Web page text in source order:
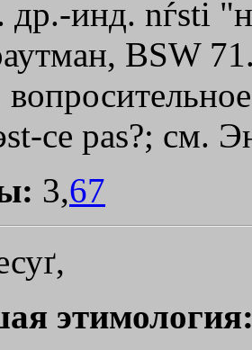
др.-инд. nѓsti
ВSW
st-се раs?; см.
3,67